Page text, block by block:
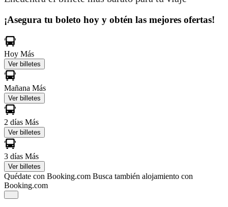
¡Asegura tu boleto hoy y obtén las mejores ofertas!
Hoy Más
Ver billetes
Mañana Más
Ver billetes
2 días Más
Ver billetes
3 días Más
Ver billetes
Quédate con Booking.com Busca también alojamiento con
Booking.com